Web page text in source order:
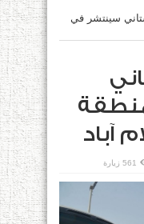
سينتشر في
آباد
561 زيارة